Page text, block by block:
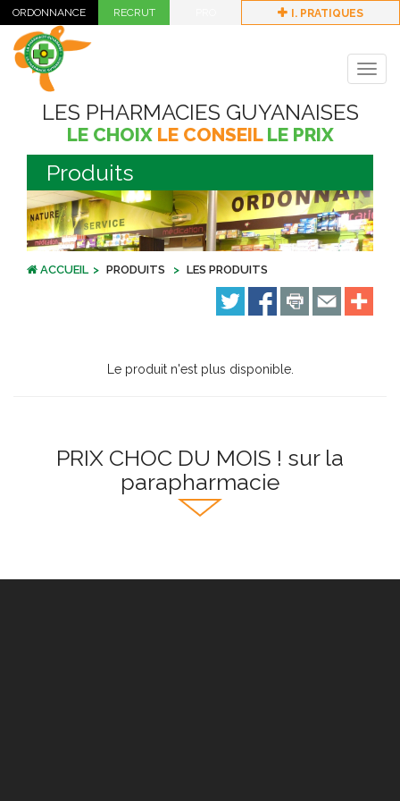
I. PRATIQUES
LES PHARMACIES GUYANAISES
LE CHOIX LE CONSEILLE PRIX
Produits
ACCUEIL PRODUITS LES PRODUITS
Le produit n'est plus disponible.
PRIX CHOC DU MOIS ! sur la
parapharmacie